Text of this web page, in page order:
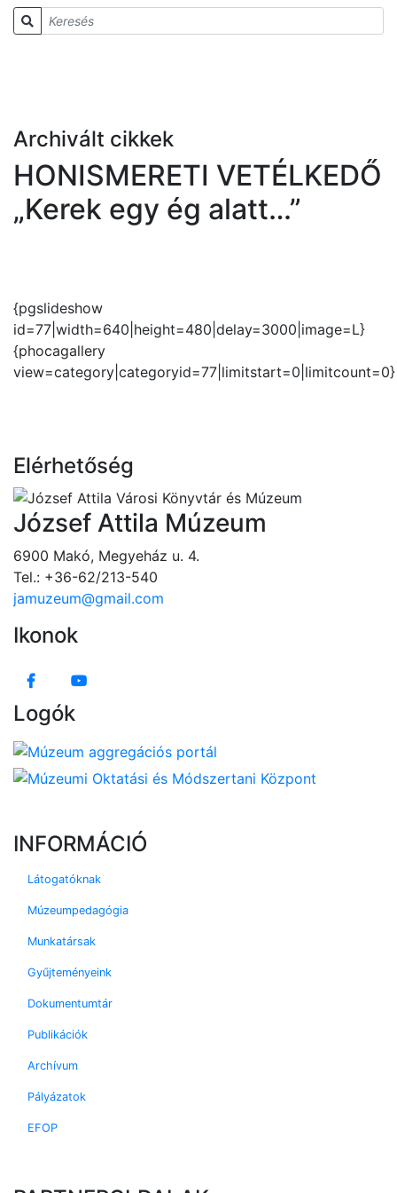
Archivált cikkek
HONISMERETI VETÉLKEDŐ
„Kerek egy ég alatt…”
{pgslideshow
id=77|width=640|height=480|delay=3000|image=L}
{phocagallery
view=category|categoryid=77|limitstart=0|limitcount=0}
Elérhetőség
József Attila Múzeum
6900 Makó, Megyeház u. 4.
Tel.: +36-62/213-540
jamuzeum@gmail.com
Ikonok
Logók
INFORMÁCIÓ
Látogatóknak
Múzeumpedagógia
Munkatársak
Gyűjteményeink
Dokumentumtár
Publikációk
Archívum
Pályázatok
EFOP